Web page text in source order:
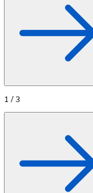
1 / 3